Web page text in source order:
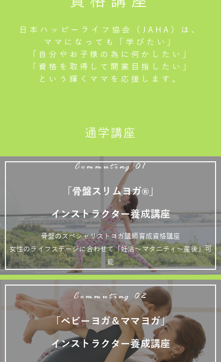
日本ハッピーライフ協会（JAHA）は、
ママになっても「学びたい」
「自分やお子様の為に何かしたい」
「資格を取得して開業目指したい」
という輝くママを応援します。
通学講座
Commuting 01
「骨盤スリムヨガ®」
インストラクター養成講座
骨盤のスペシャリストヨガ講師育成資格講座
女性のライフステージに合わせて「妊活～マタニティ～産後」可
能
Commuting 02
「ベビーヨガ＆ママヨガ」
インストラクター養成講座